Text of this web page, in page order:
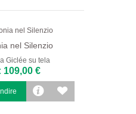
nel Silenzio
Giclée su tela
109,00 €